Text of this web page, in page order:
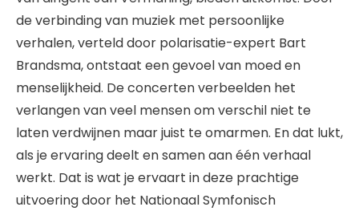
de verbinding van muziek met persoonlijke
verhalen, verteld door polarisatie-expert Bart
Brandsma, ontstaat een gevoel van moed en
menselijkheid. De concerten verbeelden het
verlangen van veel mensen om verschil niet te
laten verdwijnen maar juist te omarmen. En dat lukt,
als je ervaring deelt en samen aan één verhaal
werkt. Dat is wat je ervaart in deze prachtige
uitvoering door het Nationaal Symfonisch